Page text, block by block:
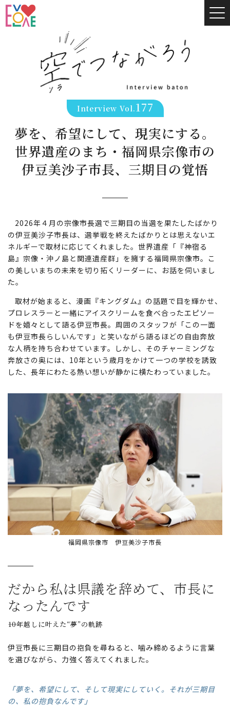
Interview Vol.177
夢を、希望にして、現実にする。
世界遺産のまち・福岡県宗像市の
伊豆美沙子市長、三期目の覚悟
2026年４月の宗像市長選で三期目の当選を果たしたばかり
の伊豆美沙子市長は、選挙戦を終えたばかりとは思えないエ
ネルギーで取材に応じてくれました。世界遺産「『神宿る
島』宗像・沖ノ島と関連遺産群」を擁する福岡県宗像市。こ
の美しいまちの未来を切り拓くリーダーに、お話を伺いまし
た。
取材が始まると、漫画『キングダム』の話題で目を輝かせ、
プロレスラーと一緒にアイスクリームを食べ合ったエピソー
ドを嬉々として語る伊豆市長。周囲のスタッフが「この一面
も伊豆市長らしいんです」と笑いながら語るほどの自由奔放
な人柄を持ち合わせています。しかし、そのチャーミングな
奔放さの奥には、10年という歳月をかけて一つの学校を誘致
した、長年にわたる熱い想いが静かに横たわっていました。
福岡県宗像市 伊豆美沙子市長
だから私は県議を辞めて、 市長に
なったんです
――10年越しに叶えた“夢”の軌跡
伊豆市長に三期目の抱負を尋ねると、噛み締めるように言葉
を選びながら、力強く答えてくれました。
「夢を、希望にして、そして現実にしていく。それが三期目
の、私の抱負なんです」